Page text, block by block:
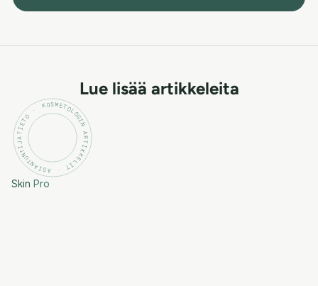
Lue lisää artikkeleita
KOSMETOLOGIN ARTIKKELIT · ASIANTUNTIJATIETO ·
Skin Pro